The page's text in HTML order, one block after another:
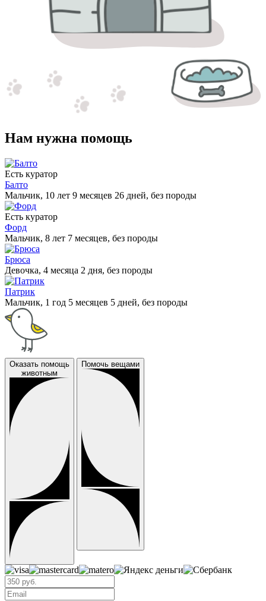
Нам нужна помощь
Есть куратор
Балто
Мальчик, 10 лет 9 месяцев 26 дней, без породы
Есть куратор
Форд
Мальчик, 8 лет 7 месяцев, без породы
Брюса
Девочка, 4 месяца 2 дня, без породы
Патрик
Мальчик, 1 год 5 месяцев 5 дней, без породы
Оказать помощь
животным
Помочь вещами